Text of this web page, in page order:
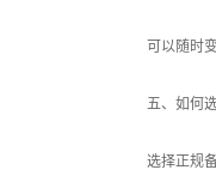
可以随时
五、如何
选择正规